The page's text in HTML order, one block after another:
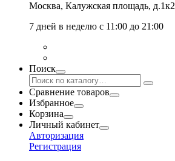
Москва, Калужская площадь, д.1к2
7 дней в неделю с 11:00 до 21:00
Поиск
Сравнение товаров
Избранное
Корзина
Личный кабинет
Авторизация
Регистрация